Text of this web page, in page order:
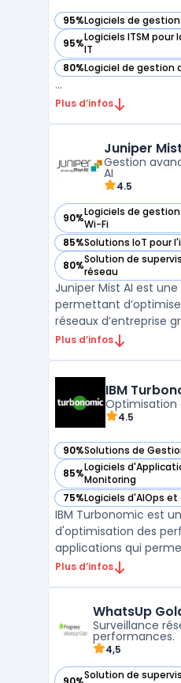
95%Logiciels de
— voir iTOP dans cette
95%Logiciels ITSM
IT
— voir iTOP dans cette
80%Logiciel de gestion
— voir iTOP dans cette
...
Plus d’infos
Juniper
Gestion
AI
4.5
90%Logiciels de
Wi-Fi
— voir Juniper Mist AI
85%Solutions IoT pour
— voir Juniper Mist AI
80%Solution de
réseau
— voir Juniper Mist AI
Juniper Mist AI est
permettant
réseaux d’entreprise
artificielle. Conçu
gestion cloud native
visibilité et un contrô ...
Plus d’infos
IBM
Optimisation
4.5
90%Solutions de
— voir IBM Turbonomic
85%Logiciels
Monitoring
— voir IBM Turbonomic
75%Logiciels d'AIOps
— voir IBM Turbonomic
IBM Turbonomic est
d'optimisation des
applications qui
l'efficacité des
infrastructures,
mesures
Plus d’infos
WhatsUp
Surveillance
performances.
4,5
Solution de